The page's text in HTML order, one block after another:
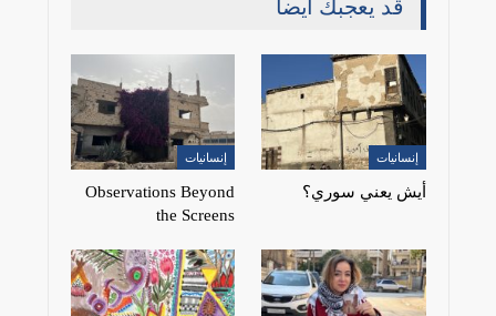
قد يعجبك ايضا
إنسانيات
أيش يعني سوري؟
إنسانيات
Observations Beyond
the Screens